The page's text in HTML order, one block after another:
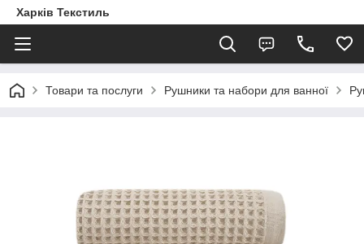
Харків Текстиль
Товари та послуги Рушники та набори для ванної